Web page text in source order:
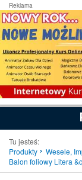
Reklama
Tu jesteś:
Produkty
Wesele,
Balon foliowy Litera